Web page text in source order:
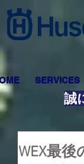
SERVICES
誠
WEX最